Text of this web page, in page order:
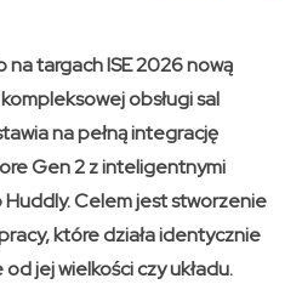
targach ISE 2026 nową
obsługi sal
na pełną integrację
Gen 2 z inteligentnymi
Celem jest stworzenie
które działa identycznie
jej wielkości czy układu.